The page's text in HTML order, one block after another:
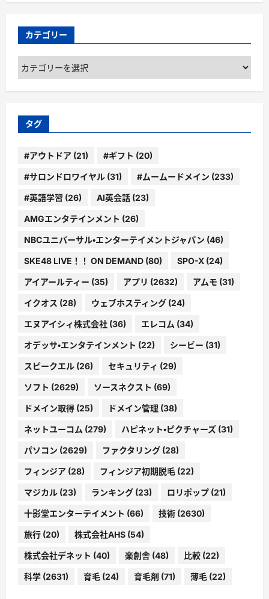
カテゴリー
カ
テ
ゴ
ー
タグ
#アウトドア (21) #ギフト (20)
#サロンドロワイヤル (31) #ムームードメイン (233)
#英語学習 (26) AI英会話 (23)
AMGエンタテインメント (26)
NBCユニバーサル・エンターテイメントジャパン (46)
SKE48 LIVE！！ ON DEMAND (80) SPO-X (24)
アイアールティー (35) アプリ (2632) アムモ (31)
イクオス (28) ウェブホスティング (24)
エヌアイシィ株式会社 (36) エレコム (34)
オデッサ・エンタテインメント (22) シービー (31)
スピークエル (26) セキュリティ (29)
ソフト (2629) ソースネクスト (69)
ドメイン取得 (25) ドメイン管理 (38)
ネットユーコム (279) ハピネット・ピクチャーズ (31)
パソコン (2629) ファクタリング (28)
フィンジア (28) フィンジア初期脱毛 (22)
マジカル (23) ランキング (23) ロリポップ (21)
十影堂エンターテイメント (66) 技術 (2630)
旅行 (20) 株式会社AHS (54)
株式会社デネット (40) 楽創舎 (48) 比較 (22)
科学 (2631) 育毛 (24) 育毛剤 (71) 薄毛 (22)